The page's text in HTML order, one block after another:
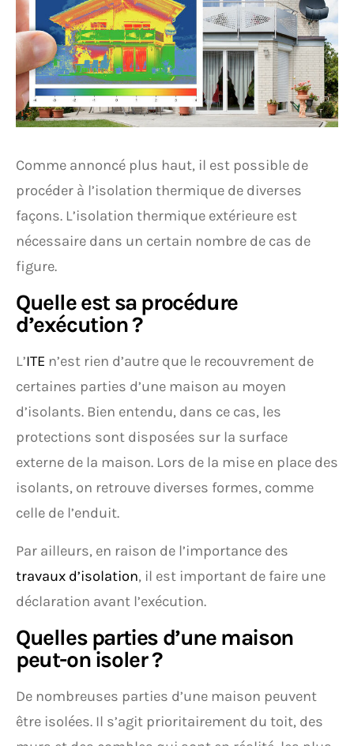
Comme annoncé plus haut, il est possible de
procéder à l’isolation thermique de diverses
façons. L’isolation thermique extérieure est
nécessaire dans un certain nombre de cas de
figure.
Quelle est sa procédure
d’exécution ?
L’ITE n’est rien d’autre que le recouvrement de
certaines parties d’une maison au moyen
d’isolants. Bien entendu, dans ce cas, les
protections sont disposées sur la surface
externe de la maison. Lors de la mise en place des
isolants, on retrouve diverses formes, comme
celle de l’enduit.
Par ailleurs, en raison de l’importance des
travaux d’isolation, il est important de faire une
déclaration avant l’exécution.
Quelles parties d’une maison
peut-on isoler ?
De nombreuses parties d’une maison peuvent
être isolées. Il s’agit prioritairement du toit, des